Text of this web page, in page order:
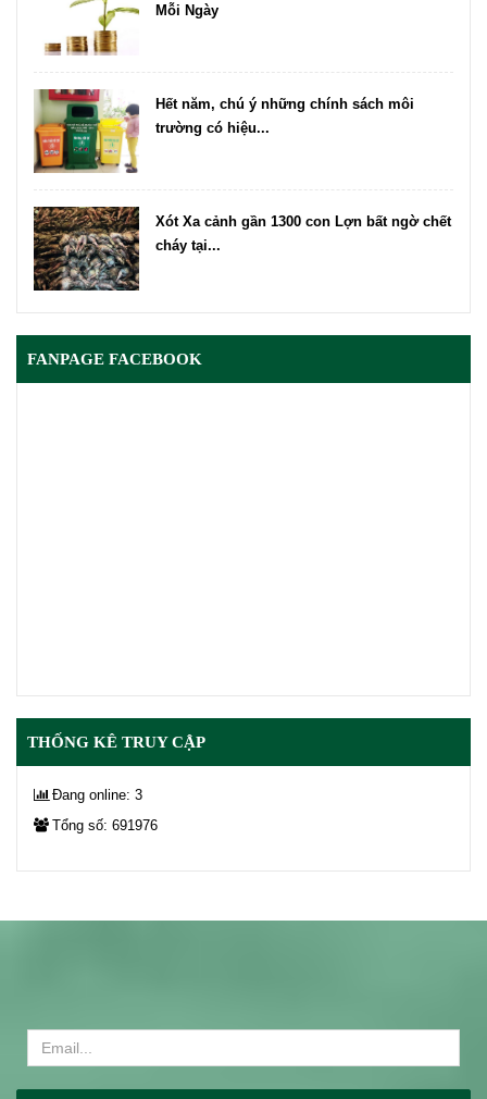
Mỗi Ngày
Hết năm, chú ý những chính sách môi
trường có hiệu...
Xót Xa cảnh gần 1300 con Lợn bất ngờ chết
cháy tại...
FANPAGE FACEBOOK
THỐNG KÊ TRUY CẬP
Đang online: 3
Tổng số: 691976